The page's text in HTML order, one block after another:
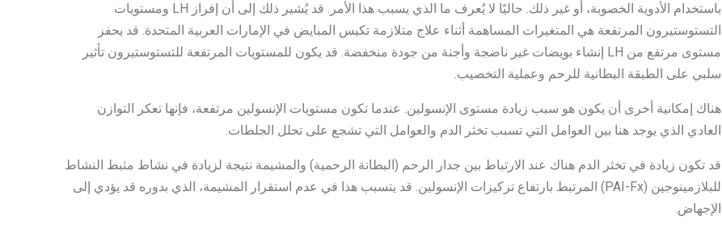
باستخدام الأدوية الخصوبة، أو غير ذلك. حاليًا لا يُعرف ما الذي يسبب هذا الأمر. قد يُشير ذلك إلى أن إفراز LH ومستويات
التستوستيرون المرتفعة هي المتغيرات المساهمة أثناء علاج متلازمة تكيس المبايض في الإمارات العربية المتحدة. قد يحفز
مستوى مرتفع من LH إنشاء بويضات غير ناضجة وأجنة من جودة منخفضة. قد يكون للمستويات المرتفعة للتستوستيرون تأثير
سلبي على الطبقة البطانية للرحم وعملية التخصيب.
هناك إمكانية أخرى أن يكون هو سبب زيادة مستوى الإنسولين. عندما تكون مستويات الإنسولين مرتفعة، فإنها تعكر التوازن
العادي الذي يوجد هنا بين العوامل التي تسبب تخثر الدم والعوامل التي تشجع على تحلل الجلطات.
قد تكون زيادة في تخثر الدم هناك عند الارتباط بين جدار الرحم (البطانة الرحمية) والمشيمة نتيجة لزيادة في نشاط مثبط النشاط
للبلازمينوجين (PAI-Fx) المرتبط بارتفاع تركيزات الإنسولين. قد يتسبب هذا في عدم استقرار المشيمة، الذي بدوره قد يؤدي إلى
الإجهاض.